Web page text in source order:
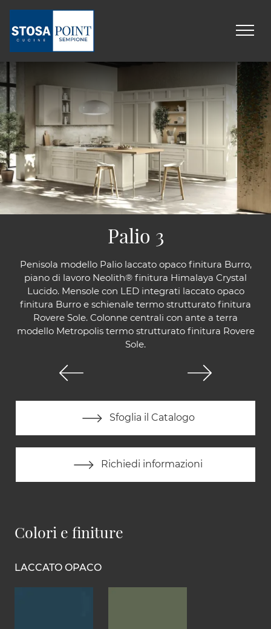
Penisola modello Palio laccato opaco finitura Burro,
piano di lavoro Neolith® finitura Himalaya Crystal
Lucido. Mensole con LED integrati laccato opaco
finitura Burro e schienale termo strutturato finitura
Rovere Sole. Colonne centrali con ante a terra
modello Metropolis termo strutturato finitura Rovere
Sole.
Sfoglia il Catalogo
Richiedi informazioni
Palio 3
Colori e finiture
LACCATO OPACO